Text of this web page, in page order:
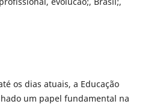
os dias atuais, a Educação
um papel fundamental na